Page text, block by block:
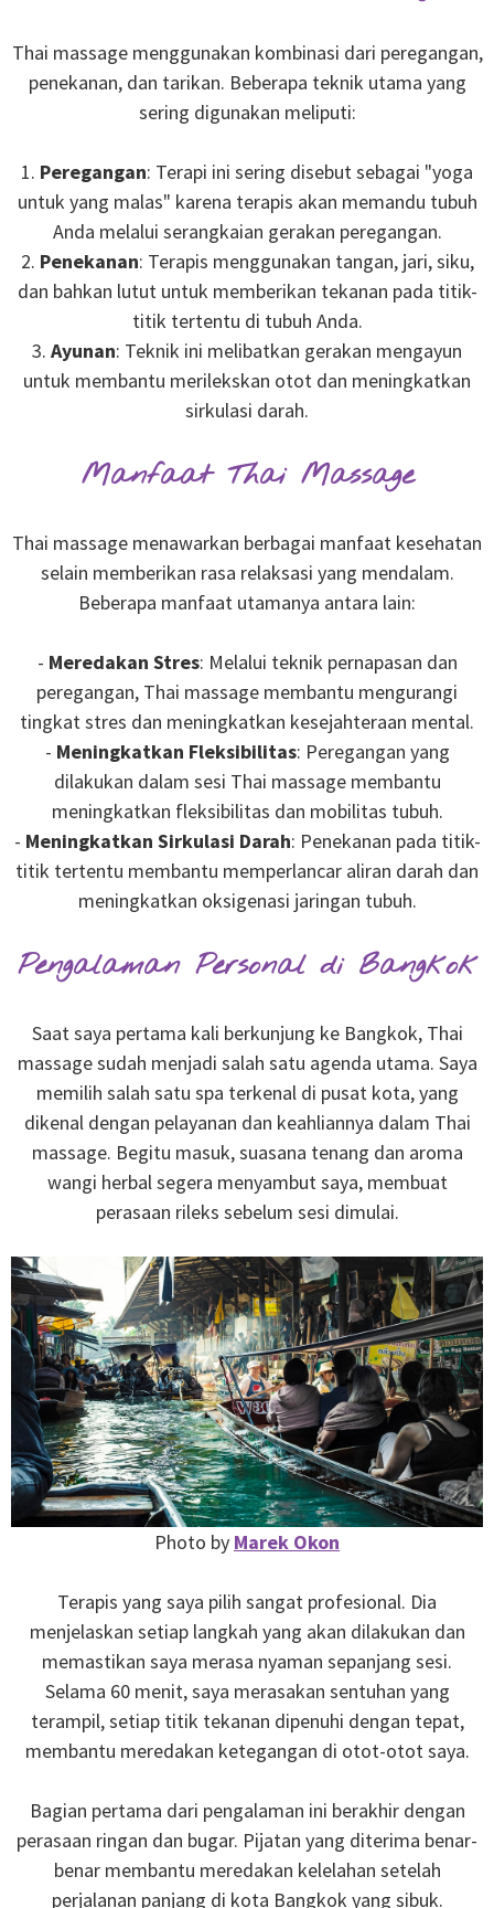
Thai massage menggunakan kombinasi dari peregangan,
penekanan, dan tarikan. Beberapa teknik utama yang
sering digunakan meliputi:
1. Peregangan: Terapi ini sering disebut sebagai "yoga
untuk yang malas" karena terapis akan memandu tubuh
Anda melalui serangkaian gerakan peregangan.
2. Penekanan: Terapis menggunakan tangan, jari, siku,
dan bahkan lutut untuk memberikan tekanan pada titik-
titik tertentu di tubuh Anda.
3. Ayunan: Teknik ini melibatkan gerakan mengayun
untuk membantu merilekskan otot dan meningkatkan
sirkulasi darah.
Manfaat Thai Massage
Thai massage menawarkan berbagai manfaat kesehatan
selain memberikan rasa relaksasi yang mendalam.
Beberapa manfaat utamanya antara lain:
- Meredakan Stres: Melalui teknik pernapasan dan
peregangan, Thai massage membantu mengurangi
tingkat stres dan meningkatkan kesejahteraan mental.
- Meningkatkan Fleksibilitas: Peregangan yang
dilakukan dalam sesi Thai massage membantu
meningkatkan fleksibilitas dan mobilitas tubuh.
- Meningkatkan Sirkulasi Darah: Penekanan pada titik-
titik tertentu membantu memperlancar aliran darah dan
meningkatkan oksigenasi jaringan tubuh.
Pengalaman Personal di Bangkok
Saat saya pertama kali berkunjung ke Bangkok, Thai
massage sudah menjadi salah satu agenda utama. Saya
memilih salah satu spa terkenal di pusat kota, yang
dikenal dengan pelayanan dan keahliannya dalam Thai
massage. Begitu masuk, suasana tenang dan aroma
wangi herbal segera menyambut saya, membuat
perasaan rileks sebelum sesi dimulai.
Photo by Marek Okon
Terapis yang saya pilih sangat profesional. Dia
menjelaskan setiap langkah yang akan dilakukan dan
memastikan saya merasa nyaman sepanjang sesi.
Selama 60 menit, saya merasakan sentuhan yang
terampil, setiap titik tekanan dipenuhi dengan tepat,
membantu meredakan ketegangan di otot-otot saya.
Bagian pertama dari pengalaman ini berakhir dengan
perasaan ringan dan bugar. Pijatan yang diterima benar-
benar membantu meredakan kelelahan setelah
perjalanan panjang di kota Bangkok yang sibuk.